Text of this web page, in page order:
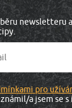
newsletteru
pro
a jsem se